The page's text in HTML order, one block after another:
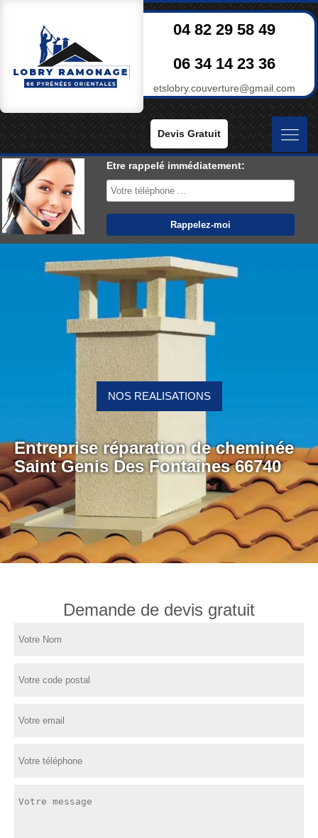
04 82 29 58 49
06 34 14 23 36
etslobry.couverture@gmail.com
Devis Gratuit
Etre rappelé immédiatement:
Entreprise réparation de cheminée
Saint Genis Des Fontaines 66740
NOS REALISATIONS
Demande de devis gratuit